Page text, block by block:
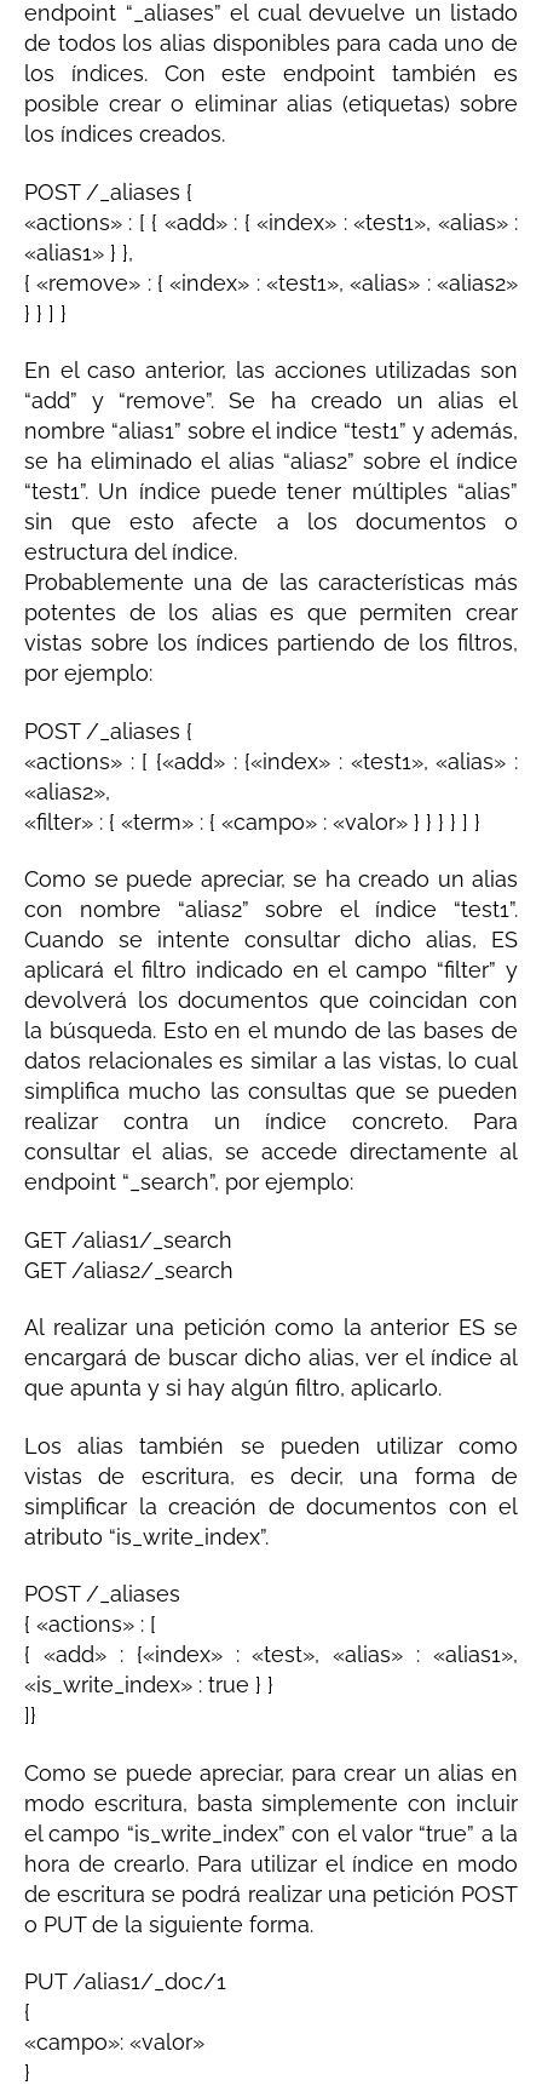
endpoint “_aliases” el cual devuelve un listado
de todos los alias disponibles para cada uno de
los índices. Con este endpoint también es
posible crear o eliminar alias (etiquetas) sobre
los índices creados.
POST /_aliases {
«actions» : [ { «add» : { «index» : «test1», «alias» :
«alias1» } },
{ «remove» : { «index» : «test1», «alias» : «alias2»
} } ] }
En el caso anterior, las acciones utilizadas son
“add” y “remove”. Se ha creado un alias el
nombre “alias1” sobre el indice “test1” y además,
se ha eliminado el alias “alias2” sobre el índice
“test1”. Un índice puede tener múltiples “alias”
sin que esto afecte a los documentos o
estructura del índice.
Probablemente una de las características más
potentes de los alias es que permiten crear
vistas sobre los índices partiendo de los filtros,
por ejemplo:
POST /_aliases {
«actions» : [ {«add» : {«index» : «test1», «alias» :
«alias2»,
«filter» : { «term» : { «campo» : «valor» } } } } ] }
Como se puede apreciar, se ha creado un alias
con nombre “alias2” sobre el índice “test1”.
Cuando se intente consultar dicho alias, ES
aplicará el filtro indicado en el campo “filter” y
devolverá los documentos que coincidan con
la búsqueda. Esto en el mundo de las bases de
datos relacionales es similar a las vistas, lo cual
simplifica mucho las consultas que se pueden
realizar contra un índice concreto. Para
consultar el alias, se accede directamente al
endpoint “_search”, por ejemplo:
GET /alias1/_search
GET /alias2/_search
Al realizar una petición como la anterior ES se
encargará de buscar dicho alias, ver el índice al
que apunta y si hay algún filtro, aplicarlo.
Los alias también se pueden utilizar como
vistas de escritura, es decir, una forma de
simplificar la creación de documentos con el
atributo “is_write_index”.
POST /_aliases
{ «actions» : [
{ «add» : {«index» : «test», «alias» : «alias1»,
«is_write_index» : true } }
]}
Como se puede apreciar, para crear un alias en
modo escritura, basta simplemente con incluir
el campo “is_write_index” con el valor “true” a la
hora de crearlo. Para utilizar el índice en modo
de escritura se podrá realizar una petición POST
o PUT de la siguiente forma.
PUT /alias1/_doc/1
{
«campo»: «valor»
}